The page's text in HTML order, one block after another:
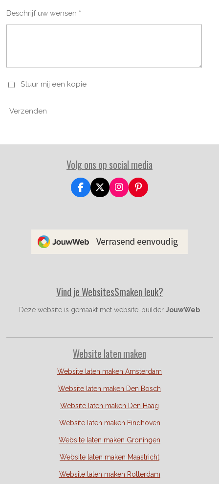
Beschrijf uw wensen *
Stuur mij een kopie
Verzenden
Volg ons op social media
F
a
o
X
I
n
r
P
i
e
Vind je WebsitesSmaken leuk?
Deze website is gemaakt met website-builder JouwWeb
Website laten maken
Website laten maken Amsterdam
Website laten maken Den Bosch
Website laten maken Den Haag
Website laten maken Eindhoven
Website laten maken Groningen
Website laten maken Maastricht
Website laten maken Rotterdam